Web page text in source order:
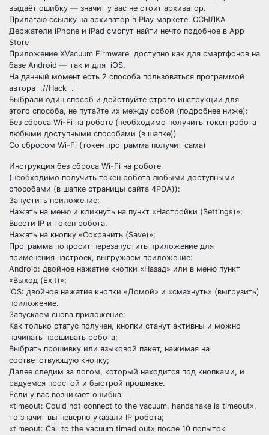
выдаёт ошибку — значит у вас не стоит архиватор.
Прилагаю ссылку на архиватор в Play маркете. ССЫЛКА
Держатели iPhone и iPad смогут найти нечто подобное в App
Store
Приложение XVacuum Firmware доступно как для смартфонов на
базе Android — так и для iOS.
На данный момент есть 2 способа пользоваться программой
автора .//Hack .
Выбрали один способ и действуйте строго инструкции для
этого способа, не путайте их между собой (подробнее ниже):
Без сброса Wi-Fi на роботе (необходимо получить токен робота
любыми доступными способами (в шапке))
Со сбросом Wi-Fi (токен программа получит сама)
Инструкция без сброса Wi-Fi на роботе
(необходимо получить токен робота любыми доступными
способами (в шапке страницы сайта 4PDA)):
Запустить приложение;
Нажать на меню и кликнуть на пункт «Настройки (Settings)»;
Ввести IP и токен робота.
Нажать на кнопку «Сохранить (Save)»;
Программа попросит перезапустить приложение для
применения настроек, выгружаем приложение:
Android: двойное нажатие кнопки «Назад» или в меню пункт
«Выход (Exit)»;
iOS: двойное нажатие кнопки «Домой» и «смахнуть» (выгрузить)
приложение.
Запускаем снова приложение;
Как только статус получен, кнопки станут активны и можно
начинать прошивать робота;
Выбрать прошивку или языковой пакет, нажимая на
соответствующую кнопку;
Далее следим за логом, который находится под кнопками, и
радуемся простой и быстрой прошивке.
Если у вас возникает ошибка:
«timeout: Could not connect to the vacuum, handshake is timeout»,
то значит вы неверно указали IP робота;
«timeout: Call to the vacuum timed out» после 10 попыток